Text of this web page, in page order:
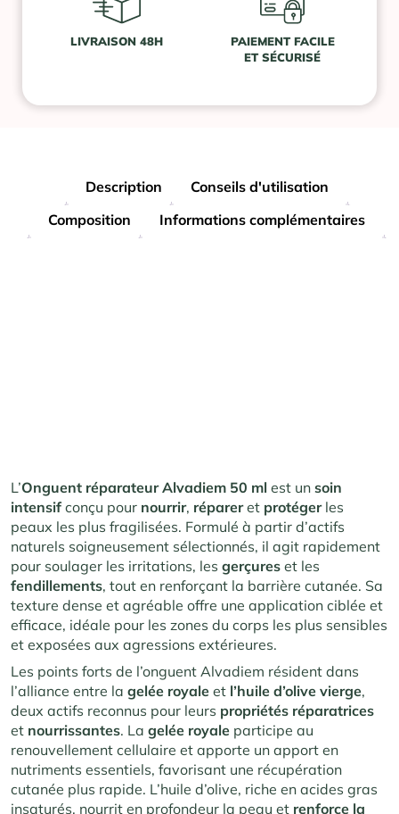
LIVRAISON 48H
PAIEMENT FACILE
ET SÉCURISÉ
Description
Conseils d'utilisation
Composition
Informations complémentaires
L’Onguent réparateur Alvadiem 50 ml est un soin
intensif conçu pour nourrir, répareret protégerles
peaux les plus fragilisées. Formulé à partir d’actifs
naturels soigneusement sélectionnés, il agit rapidement
pour soulager les irritations, les gerçures et les
fendillements, tout en renforçant la barrière cutanée. Sa
texture dense et agréable offre une application ciblée et
efficace, idéale pour les zones du corps les plus sensibles
et exposées aux agressions extérieures.
Les points forts de l’onguent Alvadiem résident dans
l’alliance entre la gelée royale et l’huile d’olive vierge,
deux actifs reconnus pour leurs propriétés réparatrices
et nourrissantes. La gelée royale participe au
renouvellement cellulaire et apporte un apport en
nutriments essentiels, favorisant une récupération
cutanée plus rapide. L’huile d’olive, riche en acides gras
insaturés, nourrit en profondeur la peau et renforce la